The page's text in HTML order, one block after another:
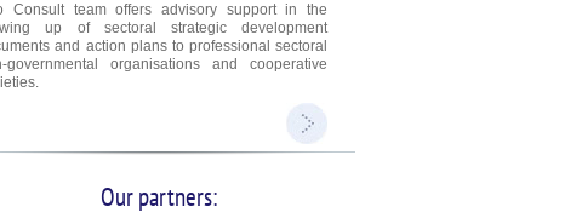
Consult team offers advisory support in the
up of sectoral strategic development
and action plans to professional sectoral
governmental organisations and cooperative
Our partners: